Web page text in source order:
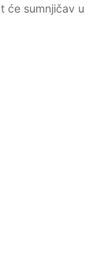
će sumnjičav u